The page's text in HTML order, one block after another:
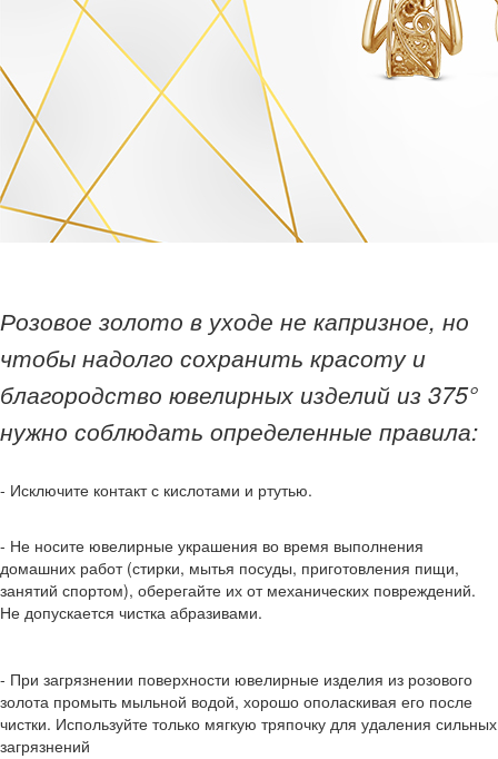
Розовое золото в уходе не капризное, но
чтобы надолго сохранить красоту и
благородство ювелирных изделий из 375°
нужно соблюдать определенные правила:
- Исключите контакт с кислотами и ртутью.
- Не носите ювелирные украшения во время выполнения
домашних работ (стирки, мытья посуды, приготовления пищи,
занятий спортом), оберегайте их от механических повреждений.
Не допускается чистка абразивами.
- При загрязнении поверхности ювелирные изделия из розового
золота промыть мыльной водой, хорошо ополаскивая его после
чистки. Используйте только мягкую тряпочку для удаления сильных
загрязнений